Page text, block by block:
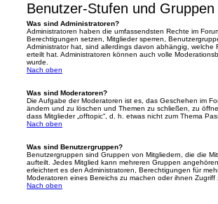
Benutzer-Stufen und Gruppen
Was sind Administratoren?
Administratoren haben die umfassendsten Rechte im
Berechtigungen setzen, Mitglieder sperren,
Administrator hat, sind allerdings davon abhängig,
erteilt hat. Administratoren können auch volle
wurde.
Nach oben
Was sind Moderatoren?
Die Aufgabe der Moderatoren ist es, das Geschehen im
ändern und zu löschen und Themen zu schließen, zu
dass Mitglieder „offtopic“, d. h. etwas nicht zum Thema
Nach oben
Was sind Benutzergruppen?
Benutzergruppen sind Gruppen von Mitgliedern, die die
aufteilt. Jedes Mitglied kann mehreren Gruppen
erleichtert es den Administratoren, Berechtigungen für
Moderatoren eines Bereichs zu machen oder ihnen
Nach oben